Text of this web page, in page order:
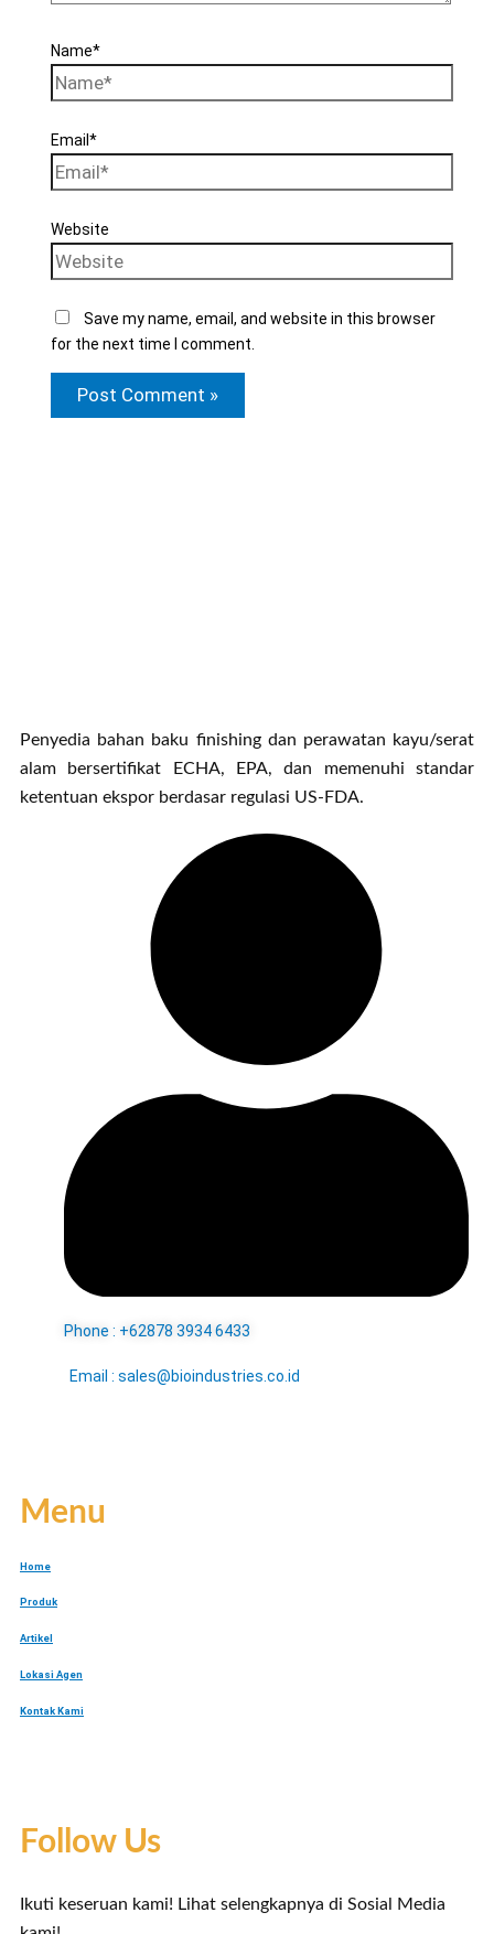
Name*
Email*
Website
Save my name, email, and website in this browser
for the next time I comment.
Penyedia bahan baku finishing dan perawatan kayu/serat
alam bersertifikat ECHA, EPA, dan memenuhi standar
ketentuan ekspor berdasar regulasi US-FDA.
Phone : +62878 3934 6433
Email : sales@bioindustries.co.id
Menu
Home
Produk
Artikel
Lokasi Agen
Kontak Kami
Follow Us
Ikuti keseruan kami! Lihat selengkapnya di Sosial Media